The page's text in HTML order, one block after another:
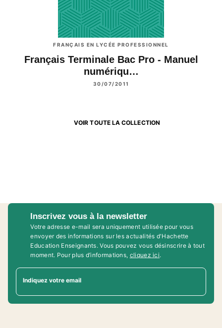
FRANÇAIS EN LYCÉE PROFESSIONNEL
Français Terminale Bac Pro - Manuel
numériqu…
30/07/2011
VOIR TOUTE LA COLLECTION
Inscrivez vous à la newsletter
Votre adresse e-mail sera uniquement utilisée pour vous
envoyer des informations sur les actualités d'Hachette
Education Enseignants. Vous pouvez vous désinscrire à tout
moment. Pour plus d’informations, cliquez ici.
Indiquez votre email